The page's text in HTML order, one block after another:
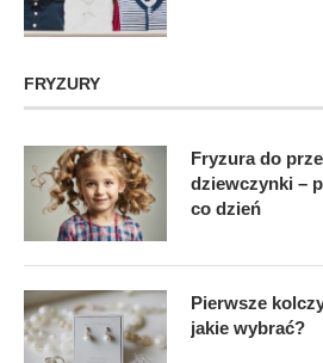
FRYZURY
Fryzura do
dziewczynki –
co dzień
Pierwsze
jakie wybrać?